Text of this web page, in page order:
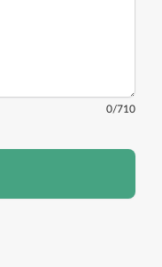
0/710